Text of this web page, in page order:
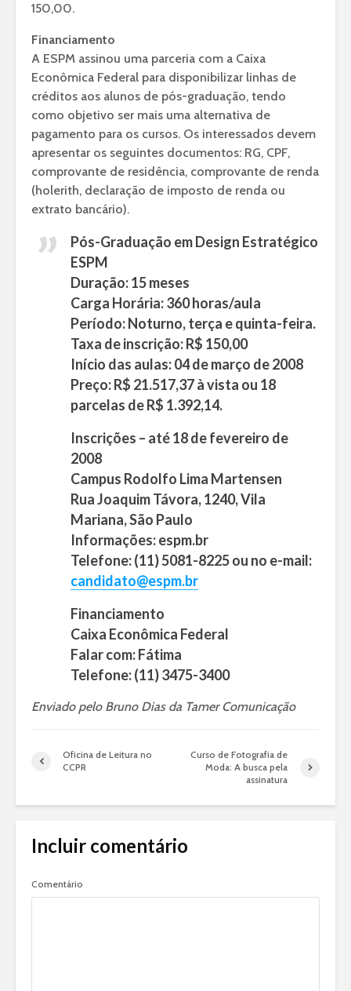
150,00.
Financiamento
A ESPM assinou uma parceria com a Caixa
Econômica Federal para disponibilizar linhas de
créditos aos alunos de pós-graduação, tendo
como objetivo ser mais uma alternativa de
pagamento para os cursos. Os interessados devem
apresentar os seguintes documentos: RG, CPF,
comprovante de residência, comprovante de renda
(holerith, declaração de imposto de renda ou
extrato bancário).
Pós-Graduação em Design Estratégico
ESPM
Duração: 15 meses
Carga Horária: 360 horas/aula
Período: Noturno, terça e quinta-feira.
Taxa de inscrição: R$ 150,00
Início das aulas: 04 de março de 2008
Preço: R$ 21.517,37 à vista ou 18
parcelas de R$ 1.392,14.
Inscrições – até 18 de fevereiro de
2008
Campus Rodolfo Lima Martensen
Rua Joaquim Távora, 1240, Vila
Mariana, São Paulo
Informações: espm.br
Telefone: (11) 5081-8225 ou no e-mail:
candidato@espm.br
Financiamento
Caixa Econômica Federal
Falar com: Fátima
Telefone: (11) 3475-3400
Enviado pelo Bruno Dias da Tamer Comunicação
Oficina de Leitura no
CCPR
Curso de Fotografia de
Moda: A busca pela
assinatura
Incluir comentário
Comentário